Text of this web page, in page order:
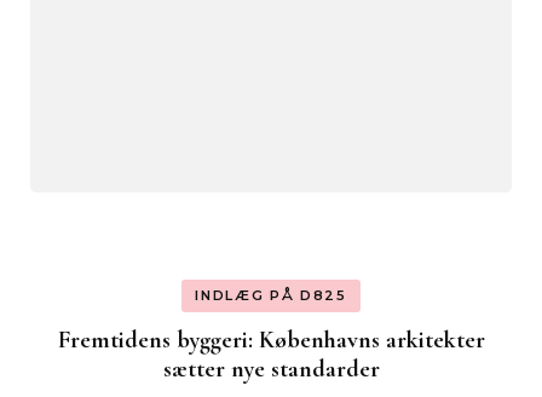
INDLÆG PÅ D825
Fremtidens byggeri: Københavns arkitekter
sætter nye standarder